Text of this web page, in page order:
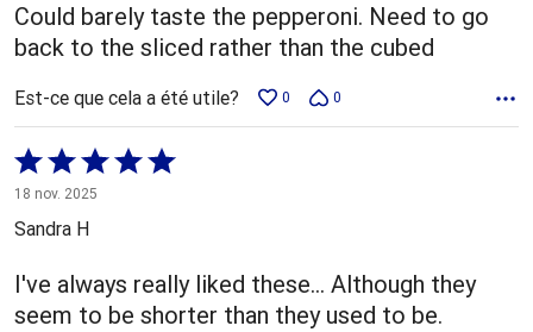
Could barely taste the pepperoni. Need to go
back to the sliced rather than the cubed
Est-ce que cela a été utile? 0 0
Coté
5 sur
5
18 nov. 2025
Sandra H
I've always really liked these… Although they
seem to be shorter than they used to be.